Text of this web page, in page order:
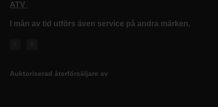
ATV
I mån av tid utförs även service på andra märken.
Auktoriserad återförsäljare av